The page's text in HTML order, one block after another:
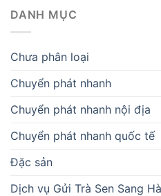
DANH MỤC
Chưa phân loại
Chuyển phát nhanh
Chuyển phát nhanh nội địa
Chuyển phát nhanh quốc tế
Đặc sản
Dịch vụ Gửi Trà Sen Sang